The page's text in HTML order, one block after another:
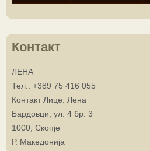
Контакт
ЛЕНА
Тел.: +389 75 416 055
Контакт Лице: Лена
Бардовци, ул. 4 бр. 3
1000, Скопје
Р. Македонија